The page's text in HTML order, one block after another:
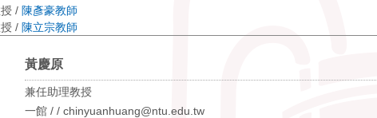
/ 陳彥豪教師
/ 陳立宗教師
黃慶原
兼任助理教授
一館 / / chinyuanhuang@ntu.edu.tw